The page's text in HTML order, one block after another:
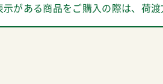
がある商品をご購入の際は、荷渡